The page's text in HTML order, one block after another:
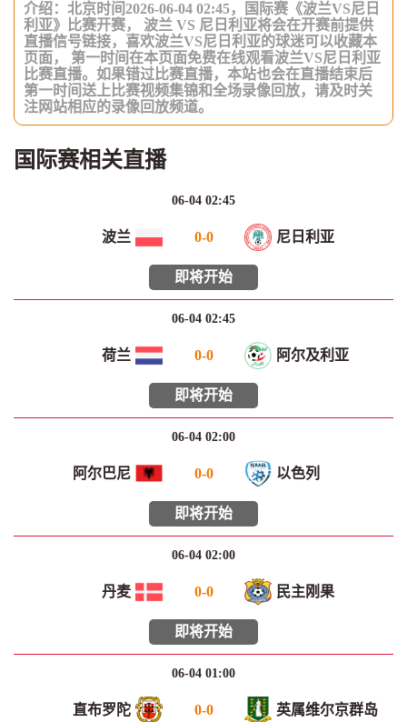
介绍：北京时间2026-06-04 02:45，国际赛《波兰VS尼日
利亚》比赛开赛， 波兰 VS 尼日利亚将会在开赛前提供
直播信号链接，喜欢波兰VS尼日利亚的球迷可以收藏本
页面， 第一时间在本页面免费在线观看波兰VS尼日利亚
比赛直播。如果错过比赛直播，本站也会在直播结束后
第一时间送上比赛视频集锦和全场录像回放，请及时关
注网站相应的录像回放频道。
国际赛相关直播
06-04 02:45
波兰 0-0 尼日利亚
即将开始
06-04 02:45
荷兰 0-0 阿尔及利亚
即将开始
06-04 02:00
阿尔巴尼 0-0 以色列
即将开始
06-04 02:00
丹麦 0-0 民主刚果
即将开始
06-04 01:00
直布罗陀 0-0 英属维尔京群岛